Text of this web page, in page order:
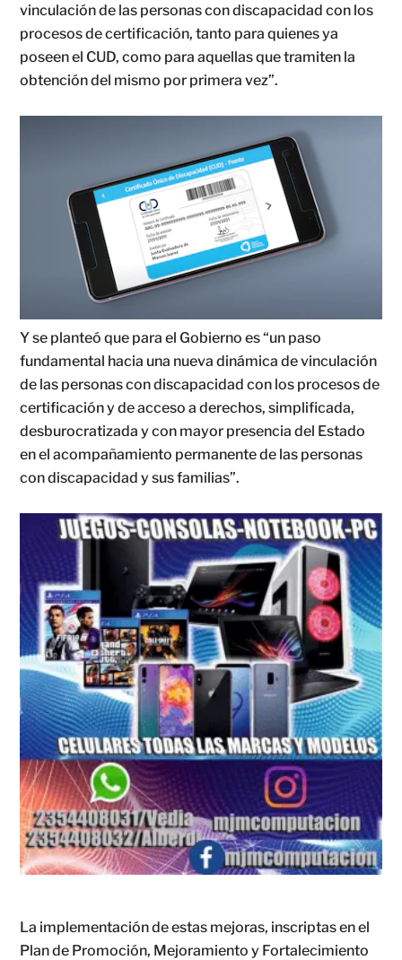
vinculación de las personas con discapacidad con los
procesos de certificación, tanto para quienes ya
poseen el CUD, como para aquellas que tramiten la
obtención del mismo por primera vez”.
Y se planteó que para el Gobierno es “un paso
fundamental hacia una nueva dinámica de vinculación
de las personas con discapacidad con los procesos de
certificación y de acceso a derechos, simplificada,
desburocratizada y con mayor presencia del Estado
en el acompañamiento permanente de las personas
con discapacidad y sus familias”.
La implementación de estas mejoras, inscriptas en el
Plan de Promoción, Mejoramiento y Fortalecimiento